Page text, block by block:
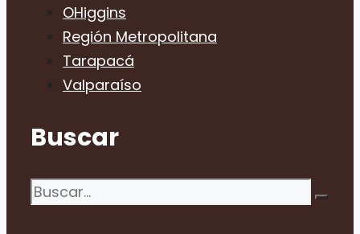
OHiggins
Región Metropolitana
Tarapacá
Valparaíso
Buscar
Buscar: